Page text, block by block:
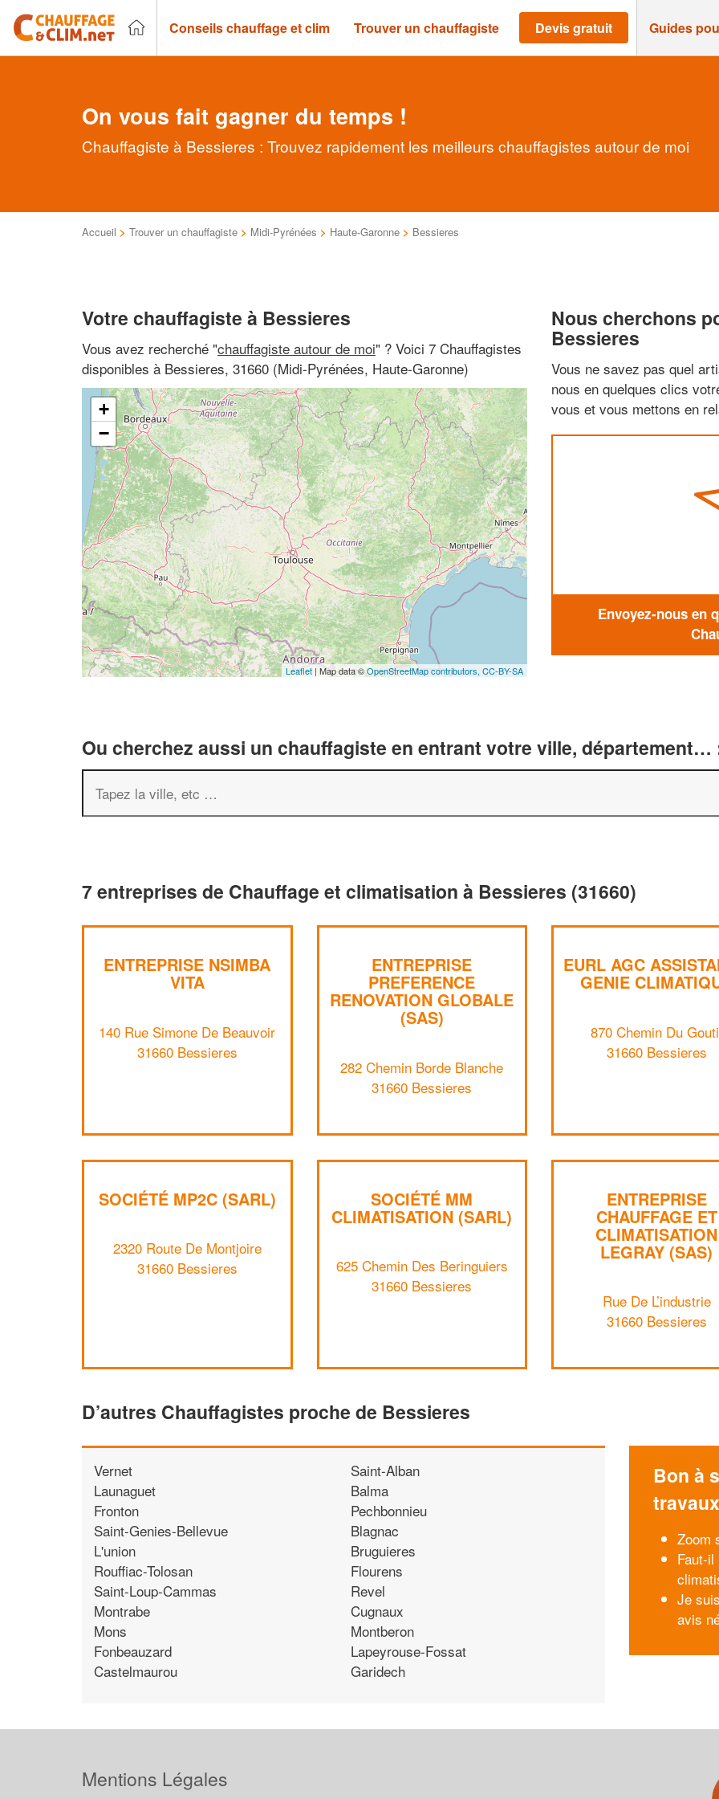
Conseils chauffage et clim Trouver un chauffagiste Devis gratuit Guides
On vous fait gagner du temps !
Chauffagiste à Bessieres : Trouvez rapidement les meilleurs chauffagistes autour de moi
Accueil > Trouver un chauffagiste > Midi-Pyrénées > Haute-Garonne > Bessieres
Votre chauffagiste à Bessieres
Vous avez recherché "chauffagiste autour de moi" ? Voici 7 Chauffagistes
disponibles à Bessieres, 31660 (Midi-Pyrénées, Haute-Garonne)
+
−
Leaflet | Map data ©OpenStreetMap contributors, CC-BY-SA
Nous cherchons
Bessieres
Vous ne savez pas quel
nous en quelques clics
vous et vous mettons en
Envoyez-nous en
Ou cherchez aussi un chauffagiste en entrant votre ville, département…
7 entreprises de Chauffage et climatisation à Bessieres (31660)
ENTREPRISE NSIMBA
VITA
140 Rue Simone De Beauvoir
31660 Bessieres
ENTREPRISE
PREFERENCE
RENOVATION GLOBALE
(SAS)
282 Chemin Borde Blanche
31660 Bessieres
EURL AGC
GENIE
870 Chemin Du
31660 Bessieres
SOCIÉTÉ MP2C (SARL)
2320 Route De Montjoire
31660 Bessieres
SOCIÉTÉ MM
CLIMATISATION (SARL)
625 Chemin Des Beringuiers
31660 Bessieres
ENTREPRISE
CHAUFFAGE ET
CLIMATISATION
LEGRAY (SAS)
Rue De L’industrie
31660 Bessieres
D’autres Chauffagistes proche de Bessieres
Vernet
Launaguet
Fronton
Saint-Genies-Bellevue
L'union
Rouffiac-Tolosan
Saint-Loup-Cammas
Montrabe
Mons
Fonbeauzard
Castelmaurou
Saint-Alban
Balma
Pechbonnieu
Blagnac
Bruguieres
Flourens
Revel
Cugnaux
Montberon
Lapeyrouse-Fossat
Garidech
Bon à
travaux
Zoom
Faut-
Je
avis
Mentions Légales